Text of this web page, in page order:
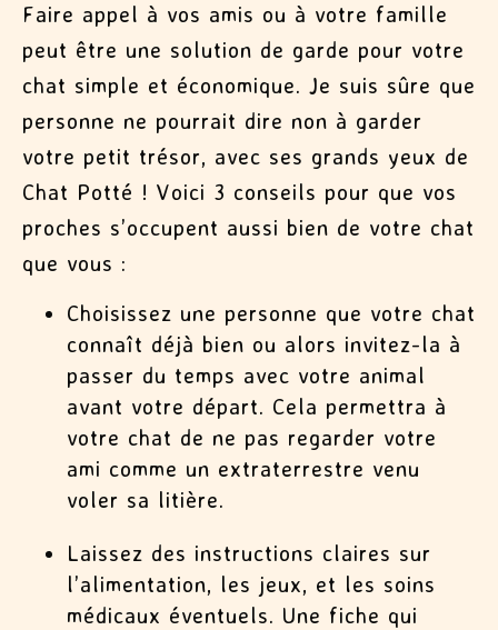
Faire appel à vos amis ou à votre famille
peut être une solution de garde pour votre
chat simple et économique. Je suis sûre que
personne ne pourrait dire non à garder
votre petit trésor, avec ses grands yeux de
Chat Potté ! Voici 3 conseils pour que vos
proches s’occupent aussi bien de votre chat
que vous :
Choisissez une personne que votre chat
connaît déjà bien ou alors invitez-la à
passer du temps avec votre animal
avant votre départ. Cela permettra à
votre chat de ne pas regarder votre
ami comme un extraterrestre venu
voler sa litière.
Laissez des instructions claires sur
l’alimentation, les jeux, et les soins
médicaux éventuels. Une fiche qui